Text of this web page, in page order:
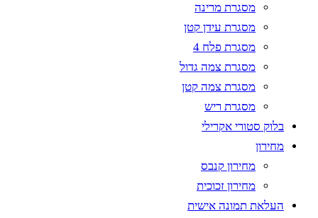
מסגרת מרינה
מסגרת עידן קטן
מסגרת פלח 4
מסגרת צמה גדול
מסגרת צמה קטן
מסגרת ריש
בלוק סטורי אקרילי
מחירון
מחירון קנבס
מחירון זכוכית
העלאת תמונה אישית